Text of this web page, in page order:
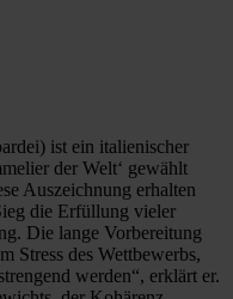
ist ein italienischer
der Welt‘ gewählt
Auszeichnung erhalten
die Erfüllung vieler
Die lange Vorbereitung
Stress des Wettbewerbs,
werden“, erklärt er.